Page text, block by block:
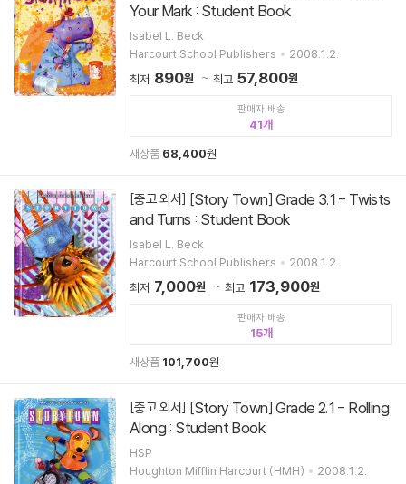
Your Mark : Student Book
Isabel L. Beck
Harcourt School Publishers
2008.1.2.
최저 890원 최고 57,800원
판매자 배송
41
새상품 68,400원
[중고 외서]
and Turns : Student Book
Isabel L. Beck
Harcourt School Publishers
2008.1.2.
최저 7,000원 최고 173,900원
판매자 배송
15
새상품 101,700원
[중고 외서]
Along : Student Book
HSP
Houghton Mifflin Harcourt (HMH)
2008.1.2.